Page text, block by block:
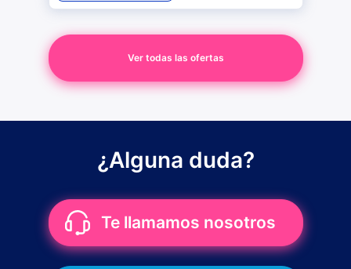
Ver todas las ofertas
¿Alguna duda?
Te llamamos nosotros